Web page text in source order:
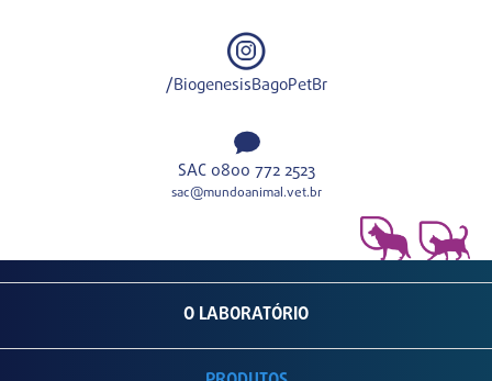
/BiogenesisBagoPetBr
SAC 0800 772 2523
sac@mundoanimal.vet.br
O LABORATÓRIO